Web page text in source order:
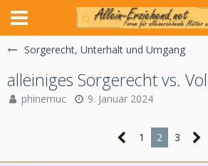
Sorgerecht, Unterhalt und Umgang
alleiniges Sorgerecht vs.
phinemuc 9. Januar 2024
1 2 3